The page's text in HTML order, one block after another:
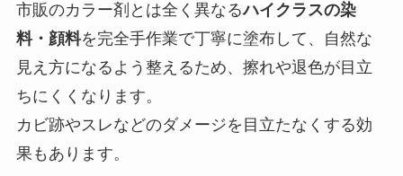
市販のカラー剤とは全く異なるハイクラスの染
料・顔料を完全手作業で丁寧に塗布して、自然な
見え方になるよう整えるため、擦れや退色が目立
ちにくくなります。
カビ跡やスレなどのダメージを目立たなくする効
果もあります。